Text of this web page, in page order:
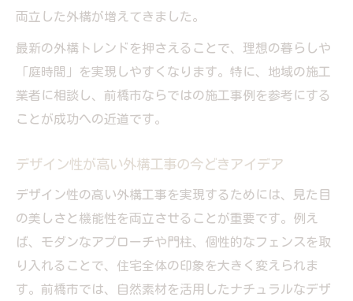
両立した外構が増えてきました。
最新の外構トレンドを押さえることで、理想の暮らしや
「庭時間」を実現しやすくなります。特に、地域の施工
業者に相談し、前橋市ならではの施工事例を参考にする
ことが成功への近道です。
デザイン性が高い外構工事の今どきアイデア
デザイン性の高い外構工事を実現するためには、見た目
の美しさと機能性を両立させることが重要です。例え
ば、モダンなアプローチや門柱、個性的なフェンスを取
り入れることで、住宅全体の印象を大きく変えられま
す。前橋市では、自然素材を活用したナチュラルなデザ